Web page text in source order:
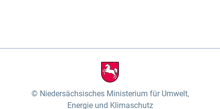
Niedersächsisches Ministerium für Umwelt,
Energie und Klimaschutz